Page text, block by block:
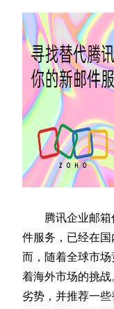
腾讯企业邮箱
件服务，已经在
而，随着全球市
着海外市场的挑
劣势，并推荐一